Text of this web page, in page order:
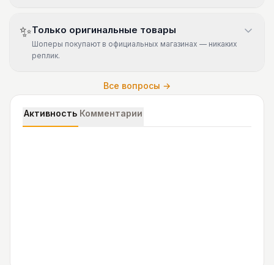
✨Только оригинальные товары
Шоперы покупают в официальных магазинах — никаких
реплик.
Все вопросы →
Активность Комментарии